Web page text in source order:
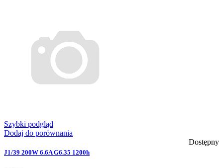
Szybki podgląd
Dodaj do porównania
Dostępny
J1/39 200W 6.6A G6.35 1200h